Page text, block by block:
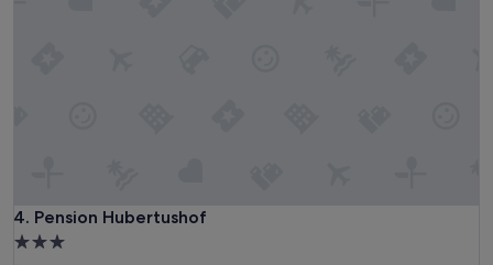
4. Pension Hubertushof
Pension Hubertushof
3.0-